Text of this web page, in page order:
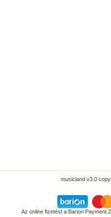
musicland v3.0
Az online fizetést a Barion Payment